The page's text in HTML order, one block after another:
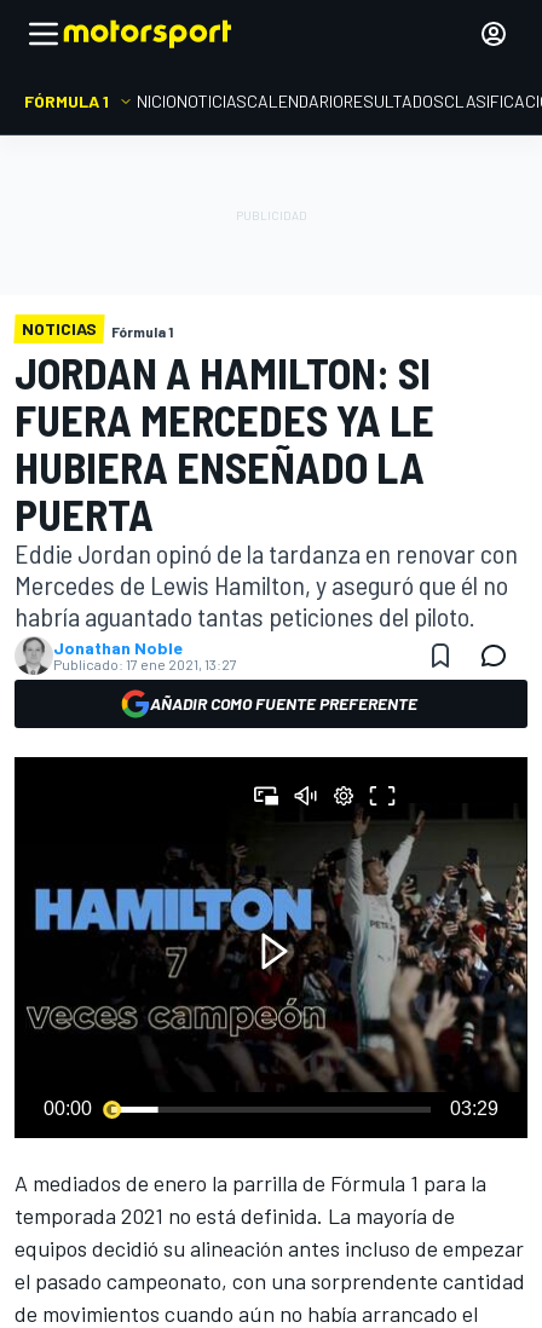
FÓRMULA 1 INICIONOTICIASCALENDARIORESULTADOS
NOTICIAS Fórmula 1
JORDAN A HAMILTON: SI
FUERA MERCEDES YA LE
HUBIERA ENSEÑADO LA
PUERTA
Eddie Jordan opinó de la tardanza en renovar con
Mercedes de Lewis Hamilton, y aseguró que él no
habría aguantado tantas peticiones del piloto.
Jonathan Noble
Publicado: 17 ene 2021, 13:27
AÑADIR COMO FUENTE PREFERENTE
00:00 03:29
A mediados de enero la parrilla de Fórmula 1 para la
temporada 2021 no está definida. La mayoría de
equipos decidió su alineación antes incluso de empezar
el pasado campeonato, con una sorprendente cantidad
de movimientos cuando aún no había arrancado el